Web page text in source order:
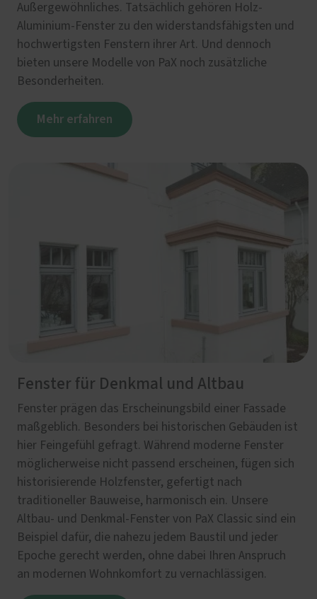
Außergewöhnliches. Tatsächlich gehören Holz-
Aluminium-Fenster zu den widerstandsfähigsten und
hochwertigsten Fenstern ihrer Art. Und dennoch
bieten unsere Modelle von PaX noch zusätzliche
Besonderheiten.
Mehr erfahren
Fenster für Denkmal und Altbau
Fenster prägen das Erscheinungsbild einer Fassade
maßgeblich. Besonders bei historischen Gebäuden ist
hier Feingefühl gefragt. Während moderne Fenster
möglicherweise nicht passend erscheinen, fügen sich
historisierende Holzfenster, gefertigt nach
traditioneller Bauweise, harmonisch ein. Unsere
Altbau- und Denkmal-Fenster von PaX Classic sind ein
Beispiel dafür, die nahezu jedem Baustil und jeder
Epoche gerecht werden, ohne dabei Ihren Anspruch
an modernen Wohnkomfort zu vernachlässigen.